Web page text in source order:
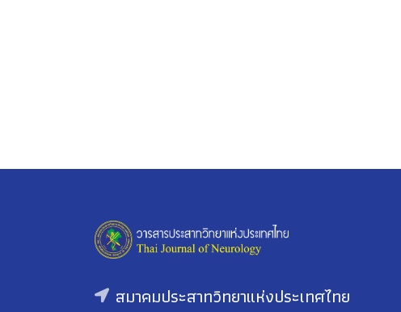
สมาคมประสาทวิทยาแห่งประเทศไทย